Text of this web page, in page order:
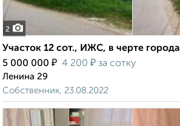
2
Участок 12 сот., ИЖС, в черте города
5 000 000 ₽ 4 200 ₽ за сотку
Ленина 29
Собственник, 23.08.2022